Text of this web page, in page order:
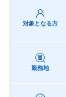
対象となる方
勤務地